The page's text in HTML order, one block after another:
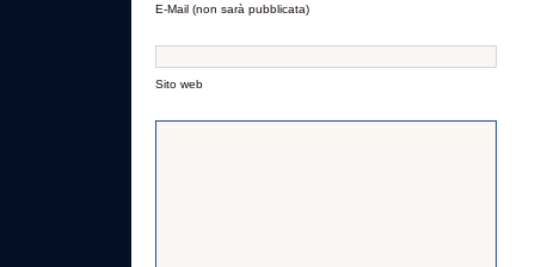
E-Mail (non sarà pubblicata)
Sito web